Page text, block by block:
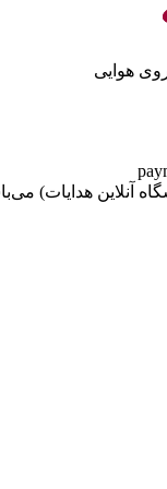
هوایی
آنلاین هدایات)